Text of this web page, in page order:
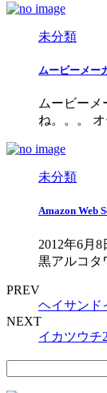
未分類
ムービーメー
ムービー
ね。。。
未分類
Amazon Web
2012年6月
黒アルコタ
PREV
ヘイサンド
NEXT
イカツウチ